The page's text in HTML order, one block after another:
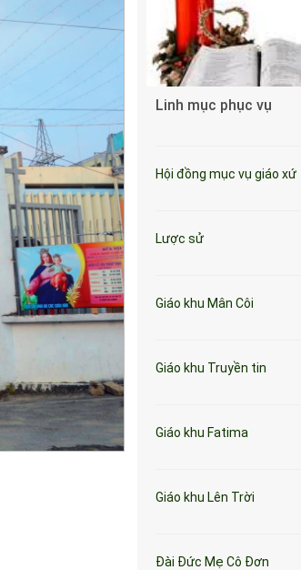
Linh mục phục vụ
Hội đồng mục vụ giáo xứ
Lược sử
Giáo khu Mân Côi
Giáo khu Truyền tin
Giáo khu Fatima
Giáo khu Lên Trời
Đài Đức Mẹ Cô Đơn